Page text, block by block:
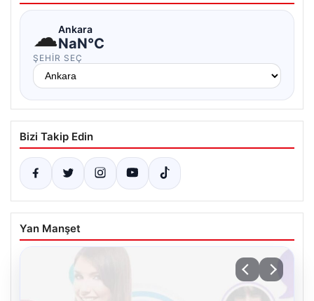
☁Ankara
NaN°C
ŞEHIR SEÇ
Bizi Takip Edin
Yan Manşet